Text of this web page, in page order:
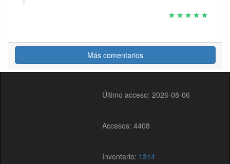
Más comentarios
Último acceso: 2026-08-06
Accesos: 4408
Inventario: 1314